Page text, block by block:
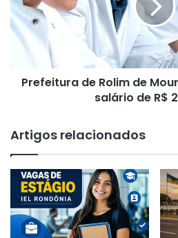
Moura
lança
vagas
salário
Prefeitura de Rolim de
salário de R$
Artigos relacionados